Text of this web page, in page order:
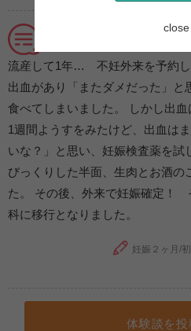
不妊外来から移行→待ち
流産して1年… 不妊外来を予約し
出血があり「またダメだった」と
食べてしまいました。 しかし出
1週間ようすをみたけど、出血は
いな？」と思い、妊娠検査薬を
びっくりした半面、生肉とお酒の
た。 その後、外来で妊娠確定！
科に移行となりました。
妊娠２ヶ月/
体験談を投
close